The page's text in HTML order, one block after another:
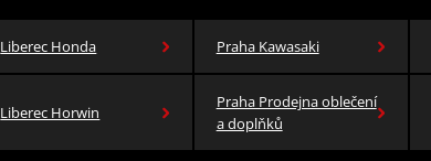
Liberec Honda Praha Kawasaki
Liberec Horwin
Praha Prodejna oblečení
a doplňků